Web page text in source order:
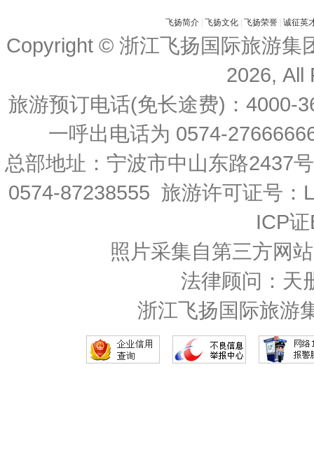
飞扬简介 飞扬文化 飞扬荣誉 诚征英
Copyright © 浙江飞扬国际旅游集
2026, All
旅游预订电话(免长途费)：4000-
一呼出电话为 0574-
总部地址：宁波市中山东路2437
0574-87238555 旅游许可证号
ICP
照片采集自第三方网
法律顾问：天
浙江飞扬国际旅游